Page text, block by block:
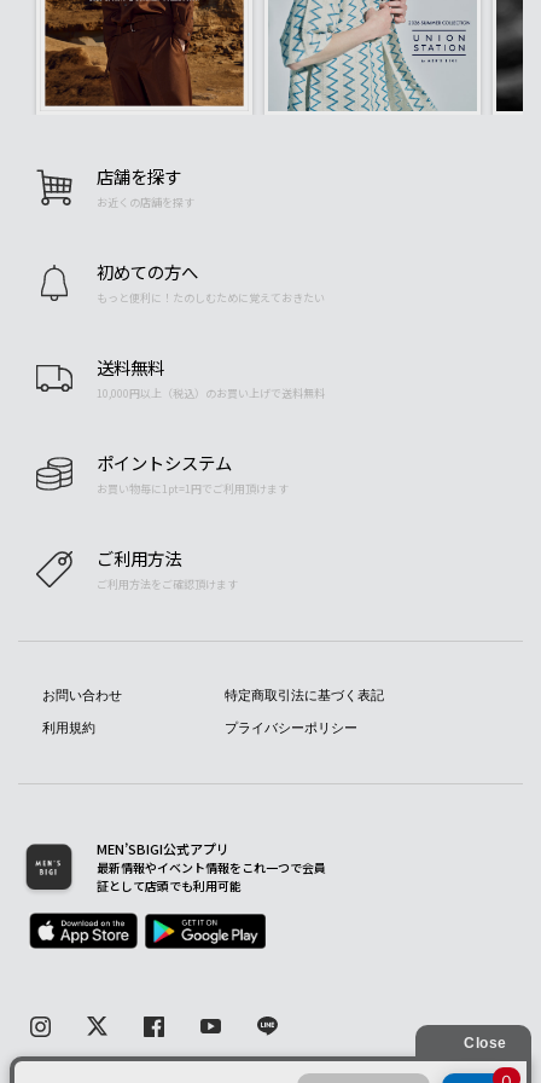
店舗を探す
お近くの店舗を探す
初めての方へ
もっと便利に！たのしむために覚えておきたい
送料無料
10,000円以上（税込）のお買い上げで送料無料
ポイントシステム
お買い物毎に1pt=1円でご利用頂けます
ご利用方法
ご利用方法をご確認頂けます
お問い合わせ
利用規約
特定商取引法に基づく表記
プライバシーポリシー
MEN’SBIGI公式アプリ
最新情報やイベント情報をこれ一つで会員
証として店頭でも利用可能